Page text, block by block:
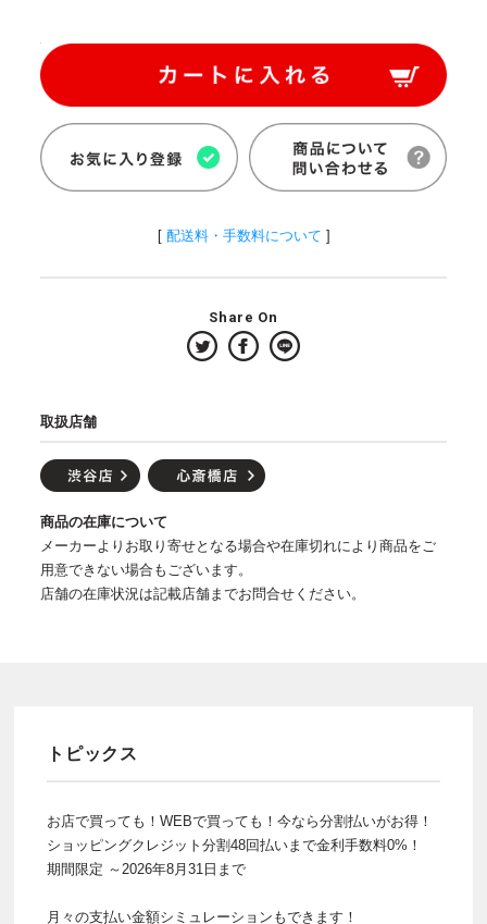
[ 配送料・手数料について ]
Share On
取扱店舗
商品の在庫について
メーカーよりお取り寄せとなる場合や在庫切れにより商品をご
用意できない場合もございます。
店舗の在庫状況は記載店舗までお問合せください。
トピックス
お店で買っても！WEBで買っても！今なら分割払いがお得！
ショッピングクレジット分割48回払いまで金利手数料0%！
期間限定 ～2026年8月31日まで
月々の支払い金額シミュレーションもできます！